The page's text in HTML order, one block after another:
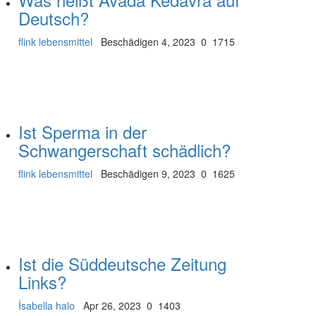
Deutsch?
flink lebensmittel Beschädigen 4, 2023 0 1715
Ist Sperma in der
Schwangerschaft schädlich?
flink lebensmittel Beschädigen 9, 2023 0 1625
Ist die Süddeutsche Zeitung
Links?
İsabella halo Apr 26, 2023 0 1403